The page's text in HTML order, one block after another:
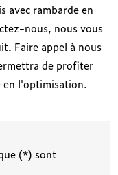
avec rambarde en
nous, nous vous
Faire appel à nous
de profiter
l'optimisation.
(*) sont